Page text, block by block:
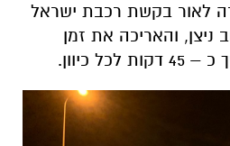
לאור בקשת רכבת ישראל
ניצן, והאריכה את זמן
כיוון.